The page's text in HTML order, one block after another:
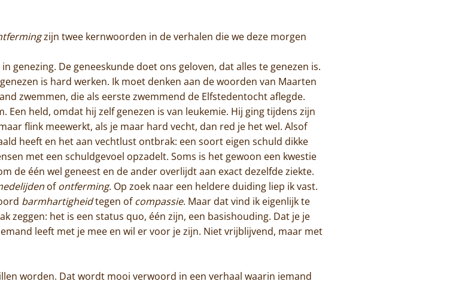
De kloosterwinkel
zijn twee kernwoorden in de verhalen die we deze morgen
genezing. De geneeskunde doet ons geloven, dat alles te genezen is.
is hard werken. Ik moet denken aan de woorden van Maarten
zwemmen, die als eerste zwemmend de Elfstedentocht aflegde.
Een held, omdat hij zelf genezen is van leukemie. Hij ging tijdens zijn
flink meewerkt, als je maar hard vecht, dan red je het wel. Alsof
heeft en het aan vechtlust ontbrak: een soort eigen schuld dikke
met een schuldgevoel opzadelt. Soms is het gewoon een kwestie
de één wel geneest en de ander overlijdt aan exact dezelfde ziekte.
ofontferming. Op zoek naar een heldere duiding liep ik vast.
barmhartigheidtegen ofcompassie. Maar dat vind ik eigenlijk te
zeggen: het is een status quo, één zijn, een basishouding. Dat je je
leeft met je mee en wil er voor je zijn. Niet vrijblijvend, maar met
worden. Dat wordt mooi verwoord in een verhaal waarin iemand